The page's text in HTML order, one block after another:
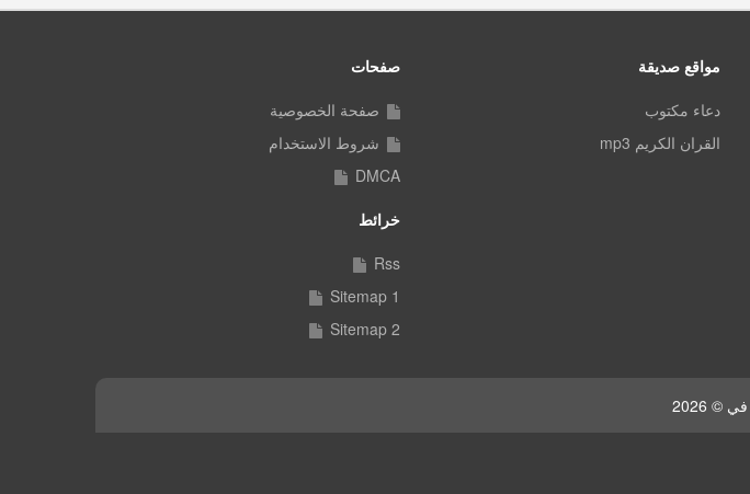
مواقع صديقة
دعاء مكتوب
القران الكريم mp3
صفحات
صفحة الخصوصية
شروط الاستخدام
DMCA
خرائط
Rss
Sitemap 1
Sitemap 2
© 2026